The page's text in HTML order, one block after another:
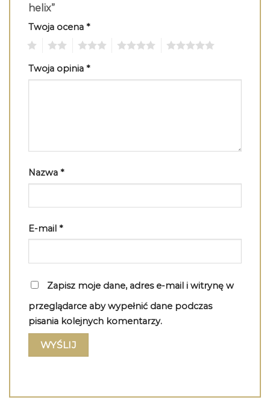
helix”
Twoja ocena *
Twoja opinia *
Nazwa *
E-mail *
Zapisz moje dane, adres e-mail i witrynę w
przeglądarce aby wypełnić dane podczas
pisania kolejnych komentarzy.